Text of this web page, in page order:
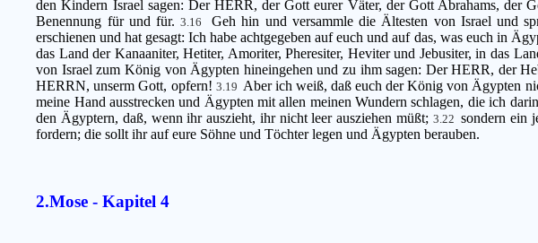
den Kindern Israel sagen: Der HERR, der Gott eurer Väter, der Gott Abrahams, der
Benennung für und für.3.16
Geh hin und versammle die Ältesten von Israel und
erschienen und hat gesagt: Ich habe achtgegeben auf euch und auf das, was euch in
das Land der Kanaaniter, Hetiter, Amoriter, Pheresiter, Heviter und Jebusiter, in das
von Israel zum König von Ägypten hineingehen und zu ihm sagen: Der HERR, der
HERRN, unserm Gott, opfern! 3.19 Aber ich weiß, daß euch der König von Ägypten
meine Hand ausstrecken und Ägypten mit allen meinen Wundern schlagen, die ich
den Ägyptern, daß, wenn ihr auszieht, ihr nicht leer ausziehen müßt; 3.22 sondern ein
fordern; die sollt ihr auf eure Söhne und Töchter legen und Ägypten berauben.
2.Mose - Kapitel 4